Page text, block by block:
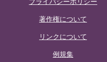
著作権について
リンクについて
例規集